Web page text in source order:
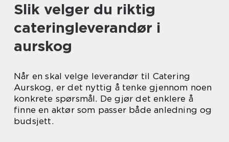
Slik velger du riktig
cateringleverandør i
aurskog
Når en skal velge leverandør til Catering
Aurskog, er det nyttig å tenke gjennom noen
konkrete spørsmål. De gjør det enklere å
finne en aktør som passer både anledning og
budsjett.